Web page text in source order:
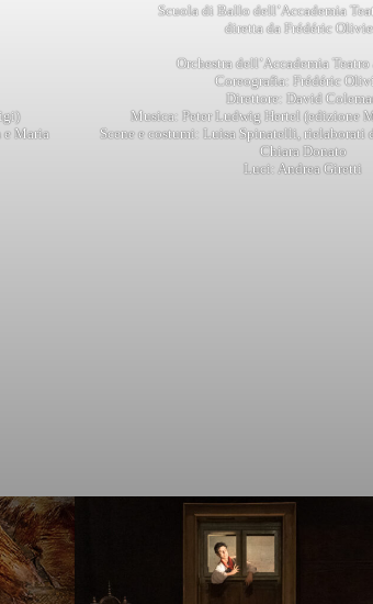
e Maria
Scuola di Ballo dell’Accademia
diretta da Frédéric
Orchestra dell’Accademia
Coreografia: Frédéric
Direttore: David
Musica: Peter Ludwig Hertel (edizione
Scene e costumi: Luisa Spinatelli, rielaborati
Chiara Donato
Luci: Andrea Giretti